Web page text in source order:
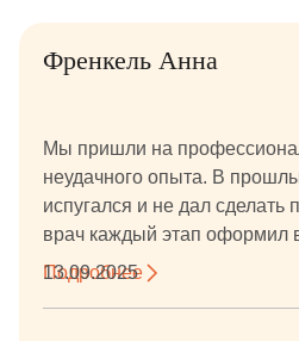
Френкель Анна
Мы пришли на
неудачного опыта. В
испугался и не дал сделать
врач каждый этап оформил
ребенок дал сделать всю
язык с ребенком. Были
Подробнее
13.09.2025